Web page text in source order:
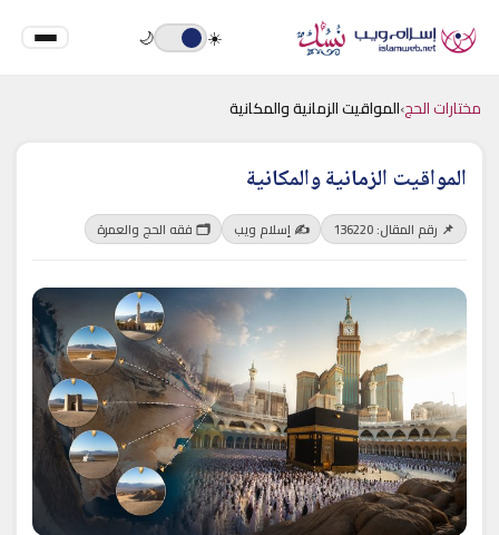
☀️
🌙
مختارات الحج›المواقيت الزمانية والمكانية
المواقيت الزمانية والمكانية
📌 رقم المقال: 136220 ✍️ إسلام ويب 🗂 فقه الحج والعمرة